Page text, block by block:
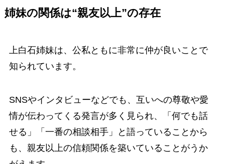
姉妹の関係は“親友以上”の存在
上白石姉妹は、公私ともに非常に仲が良いことで
知られています。
SNSやインタビューなどでも、互いへの尊敬や愛
情が伝わってくる発言が多く見られ、「何でも話
せる」「一番の相談相手」と語っていることから
も、親友以上の信頼関係を築いていることがうか